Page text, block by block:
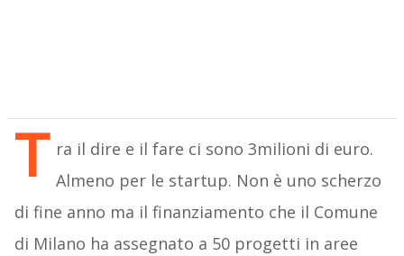
T ra il dire e il fare ci sono 3milioni di euro.
Almeno per le startup. Non è uno scherzo
di fine anno ma il finanziamento che il Comune
di Milano ha assegnato a 50 progetti in aree